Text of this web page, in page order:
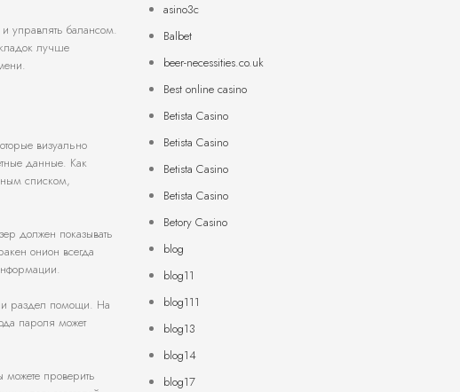
управлять балансом.
лучше
визуально
данные. Как
списком,
должен показывать
онион всегда
раздел помощи. На
пароля может
проверить
asino3c
Balbet
beer-necessities.co.uk
Best online casino
Betista Casino
Betista Casino
Betista Casino
Betista Casino
Betory Casino
blog
blog11
blog111
blog13
blog14
blog17